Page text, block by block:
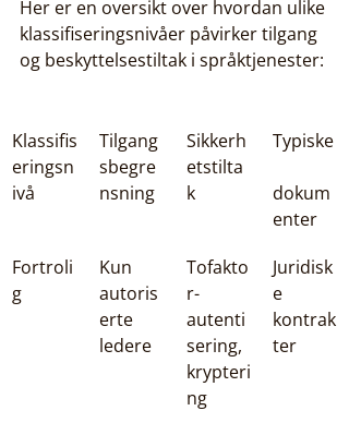
Her er en oversikt over hvordan ulike
klassifiseringsnivåer påvirker tilgang
og beskyttelsestiltak i språktjenester:
Klassifis
eringsn
ivå
Tilgang
sbegre
nsning
Sikkerh
etstilta
k
Typiske
dokum
enter
Fortroli
g
Kun
autoris
erte
ledere
Tofakto
r-
autenti
sering,
krypteri
ng
Juridisk
e
kontrak
ter